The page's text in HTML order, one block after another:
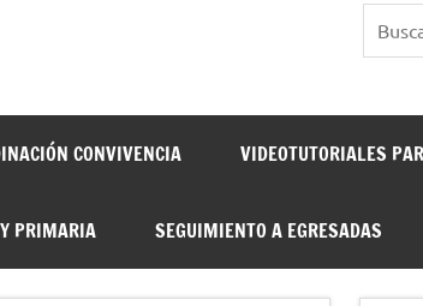
CONVIVENCIA VIDEOTUTORIALES
PRIMARIA SEGUIMIENTO A EGRESADAS